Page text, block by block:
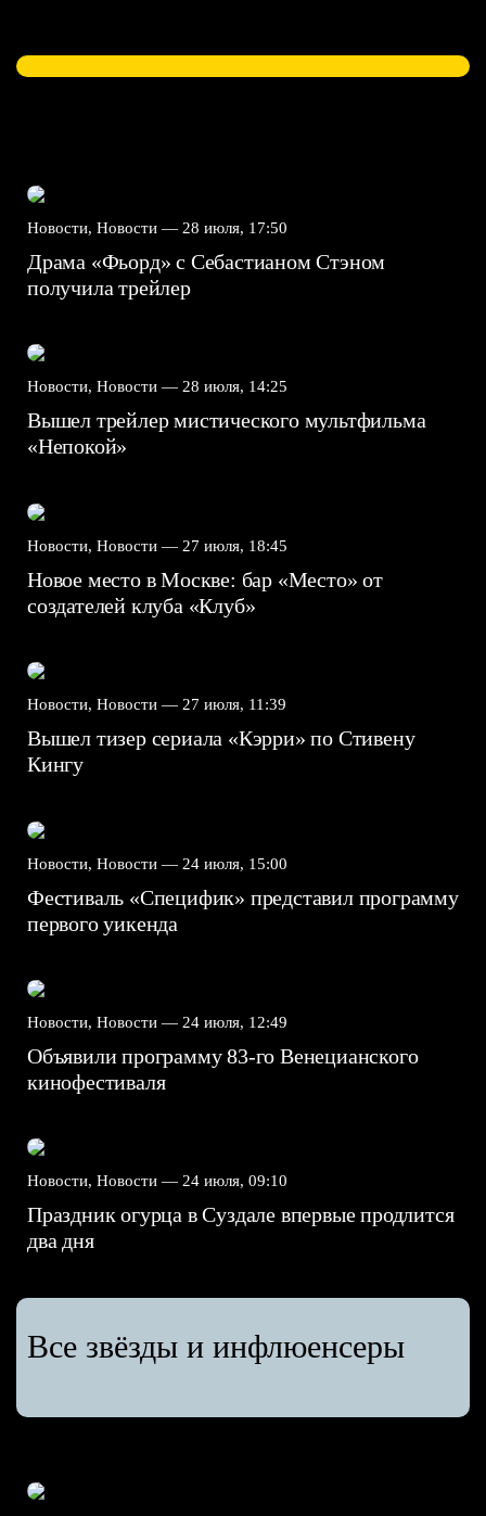
Новости, Новости — 28 июля, 17:50
Драма «Фьорд» с Себастианом Стэном
получила трейлер
Новости, Новости — 28 июля, 14:25
Вышел трейлер мистического мультфильма
«Непокой»
Новости, Новости — 27 июля, 18:45
Новое место в Москве: бар «Место» от
создателей клуба «Клуб»
Новости, Новости — 27 июля, 11:39
Вышел тизер сериала «Кэрри» по Стивену
Кингу
Новости, Новости — 24 июля, 15:00
Фестиваль «Специфик» представил программу
первого уикенда
Новости, Новости — 24 июля, 12:49
Объявили программу 83-го Венецианского
кинофестиваля
Новости, Новости — 24 июля, 09:10
Праздник огурца в Суздале впервые продлится
два дня
Все звёзды и инфлюенсеры